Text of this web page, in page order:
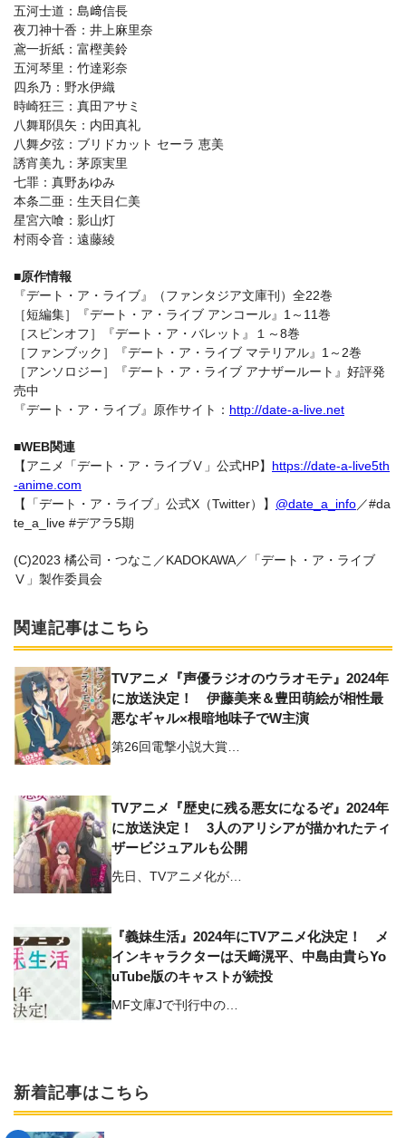
五河士道：島﨑信長
夜刀神十香：井上麻里奈
鳶一折紙：富樫美鈴
五河琴里：竹達彩奈
四糸乃：野水伊織
時崎狂三：真田アサミ
八舞耶倶矢：内田真礼
八舞夕弦：ブリドカット セーラ 恵美
誘宵美九：茅原実里
七罪：真野あゆみ
本条二亜：生天目仁美
星宮六喰：影山灯
村雨令音：遠藤綾
■原作情報
『デート・ア・ライブ』（ファンタジア文庫刊）全22巻
［短編集］『デート・ア・ライブ アンコール』1～11巻
［スピンオフ］『デート・ア・バレット』１～8巻
［ファンブック］『デート・ア・ライブ マテリアル』1～2巻
［アンソロジー］『デート・ア・ライブ アナザールート』好評発
売中
『デート・ア・ライブ』原作サイト： http://date-a-live.net
■WEB関連
【アニメ「デート・ア・ライブⅤ」公式HP】 https://date-a-live5th
-anime.com
【「デート・ア・ライブ」公式X（Twitter）】 @date_a_info／#da
te_a_live #デアラ5期
(C)2023 橘公司・つなこ／KADOKAWA／「デート・ア・ライブ
Ⅴ」製作委員会
関連記事はこちら
TVアニメ『声優ラジオのウラオモテ』2024年
に放送決定！ 伊藤美来＆豊田萌絵が相性最
悪なギャル×根暗地味子でW主演
第26回電撃小説大賞…
TVアニメ『歴史に残る悪女になるぞ』2024年
に放送決定！ 3人のアリシアが描かれたティ
ザービジュアルも公開
先日、TVアニメ化が…
『義妹生活』2024年にTVアニメ化決定！ メ
インキャラクターは天﨑滉平、中島由貴らYo
uTube版のキャストが続投
MF文庫Jで刊行中の…
新着記事はこちら